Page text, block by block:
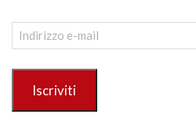
Indirizzo
e-
Iscriviti